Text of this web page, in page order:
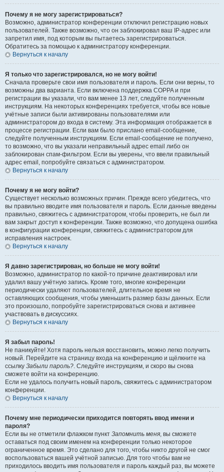
Почему я не могу зарегистрироваться?
Возможно, администратор конференции отключил регистрацию новых
пользователей. Также возможно, что он заблокировал ваш IP-адрес или
запретил имя, под которым вы пытаетесь зарегистрироваться.
Обратитесь за помощью к администратору конференции.
Вернуться к началу
Я только что зарегистрировался, но не могу войти!
Сначала проверьте свои имя пользователя и пароль. Если они верны, то
возможны два варианта. Если включена поддержка COPPA и при
регистрации вы указали, что вам менее 13 лет, следуйте полученным
инструкциям. На некоторых конференциях требуется, чтобы все новые
учётные записи были активированы пользователями или
администратором до входа в систему. Эта информация отображается в
процессе регистрации. Если вам было прислано email-сообщение,
следуйте полученным инструкциям. Если email-сообщение не получено,
то возможно, что вы указали неправильный адрес email либо он
заблокирован спам-фильтром. Если вы уверены, что ввели правильный
адрес email, попробуйте связаться с администратором.
Вернуться к началу
Почему я не могу войти?
Существует несколько возможных причин. Прежде всего убедитесь, что
вы правильно вводите имя пользователя и пароль. Если данные введены
правильно, свяжитесь с администратором, чтобы проверить, не был ли
вам закрыт доступ к конференции. Также возможно, что допущена ошибка
в конфигурации конференции, свяжитесь с администратором для
исправления настроек.
Вернуться к началу
Я давно зарегистрирован, но больше не могу войти!
Возможно, администратор по какой-то причине деактивировал или
удалил вашу учётную запись. Кроме того, многие конференции
периодически удаляют пользователей, длительное время не
оставляющих сообщения, чтобы уменьшить размер базы данных. Если
это произошло, попробуйте зарегистрироваться снова и активнее
участвовать в дискуссиях.
Вернуться к началу
Я забыл пароль!
Не паникуйте! Хотя пароль нельзя восстановить, можно легко получить
новый. Перейдите на страницу входа на конференцию и щёлкните на
ссылку Забыли пароль?. Следуйте инструкциям, и скоро вы снова
сможете войти на конференцию.
Если не удалось получить новый пароль, свяжитесь с администратором
конференции.
Вернуться к началу
Почему мне периодически приходится повторять ввод имени и
пароля?
Если вы не отметили флажком пункт Запомнить меня, вы сможете
оставаться под своим именем на конференции только некоторое
ограниченное время. Это сделано для того, чтобы никто другой не смог
воспользоваться вашей учётной записью. Для того чтобы вам не
приходилось вводить имя пользователя и пароль каждый раз, вы можете